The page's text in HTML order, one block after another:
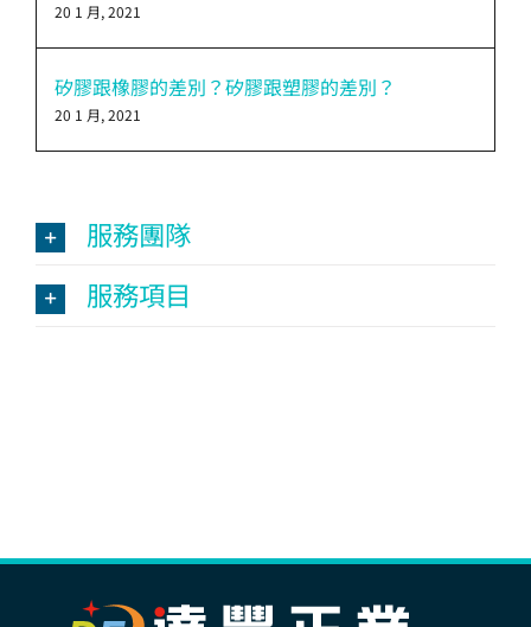
20 1 月, 2021
矽膠跟橡膠的差別？矽膠跟塑膠的差別？
20 1 月, 2021
服務團隊
服務項目